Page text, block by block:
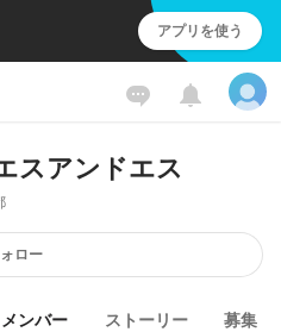
アプリを使う
スアンドエス
ロー
メンバー ストーリー 募集